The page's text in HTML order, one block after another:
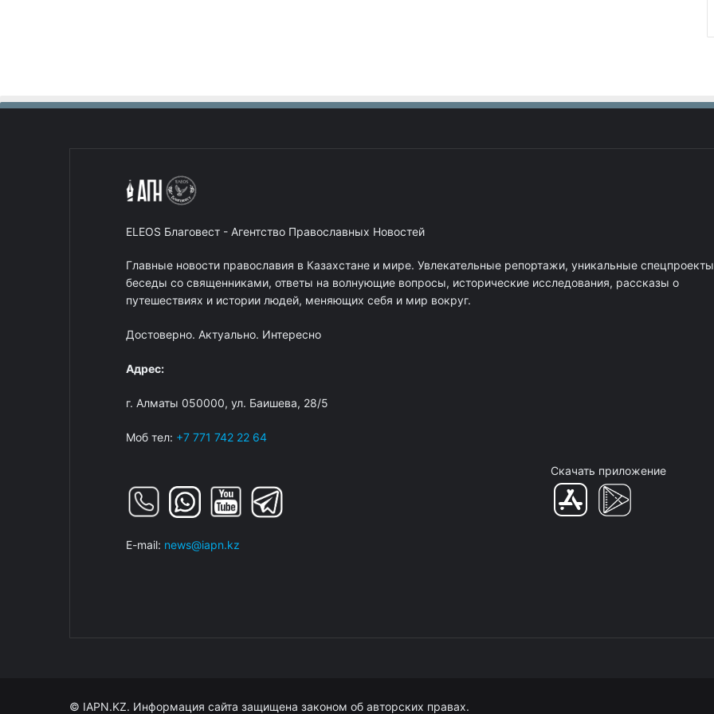
ELEOS Благовест - Агентство Православных Новостей
Главные новости православия в Казахстане и мире. Увлекательные репортажи, уникальные
беседы со священниками, ответы на волнующие вопросы, исторические исследования, рассказы о
путешествиях и истории людей, меняющих себя и мир вокруг.
Достоверно. Актуально. Интересно
Адрес:
г. Алматы 050000, ул. Баишева, 28/5
Моб тел: +7 771 742 22 64
Скачать приложение
E-mail: news@iapn.kz
© IAPN.KZ. Информация сайта защищена законом об авторских правах.